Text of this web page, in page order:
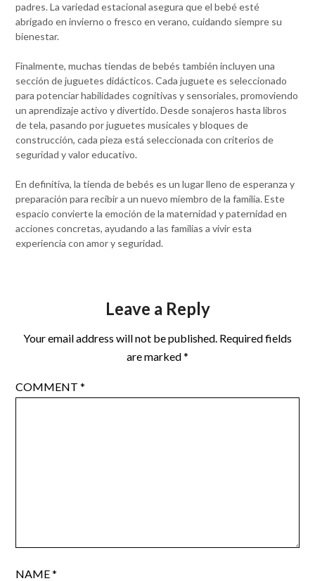
padres. La variedad estacional asegura que el bebé esté
abrigado en invierno o fresco en verano, cuidando siempre su
bienestar.
Finalmente, muchas tiendas de bebés también incluyen una
sección de juguetes didácticos. Cada juguete es seleccionado
para potenciar habilidades cognitivas y sensoriales, promoviendo
un aprendizaje activo y divertido. Desde sonajeros hasta libros
de tela, pasando por juguetes musicales y bloques de
construcción, cada pieza está seleccionada con criterios de
seguridad y valor educativo.
En definitiva, la tienda de bebés es un lugar lleno de esperanza y
preparación para recibir a un nuevo miembro de la familia. Este
espacio convierte la emoción de la maternidad y paternidad en
acciones concretas, ayudando a las familias a vivir esta
experiencia con amor y seguridad.
Leave a Reply
Your email address will not be published. Required fields
are marked*
COMMENT*
NAME*